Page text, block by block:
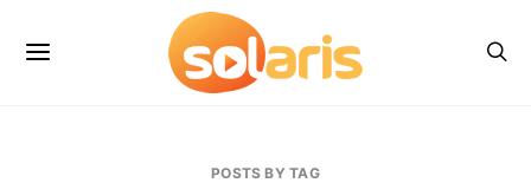
POSTS BY TAG